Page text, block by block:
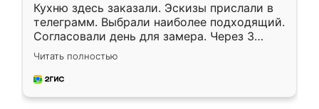
Кухню здесь заказали. Эскизы прислали в
телеграмм. Выбрали наиболее подходящий.
Согласовали день для замера. Через 3
недели кухня была уже готова. Остались
довольны работой. Спасибо Ренессанс
мебель за качественную работу!
Читать полностью